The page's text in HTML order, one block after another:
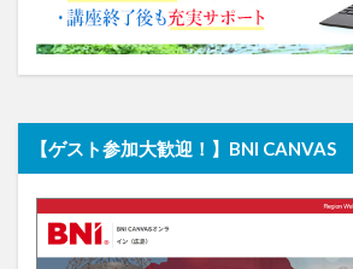
【ゲスト参加大歓迎！】BNI CANVAS